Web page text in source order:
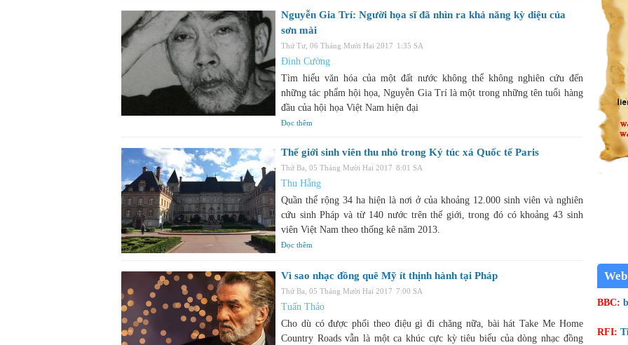
Nguyễn Gia Trí: Người họa sĩ đã nhìn ra khả năng kỳ diệu của
sơn mài
Thứ Tư, 06 Tháng Mười Hai 2017 1:35 SA
Đinh Cường
Tìm hiểu văn hóa của một đất nước không thể không nghiên cứu đến
những tác phẩm hội họa, Nguyễn Gia Trí là một trong những tên tuổi hàng
đầu của hội họa Việt Nam hiện đại
Đọc thêm
Thế giới sinh viên thu nhỏ trong Ký túc xá Quốc tế Paris
Thứ Ba, 05 Tháng Mười Hai 2017 8:01 SA
Thu Hằng
Quần thể rộng 34 ha hiện là nơi ở của khoảng 12.000 sinh viên và nghiên
cứu sinh Pháp và từ 140 nước trên thế giới, trong đó có khoảng 43 sinh
viên Việt Nam theo thống kê năm 2013.
Đọc thêm
Vì sao nhạc đồng quê Mỹ ít thịnh hành tại Pháp
Thứ Ba, 05 Tháng Mười Hai 2017 7:00 SA
Tuấn Thảo
Cho dù có được phối theo điệu gì đi chăng nữa, bài hát Take Me Home
Country Roads vẫn là một ca khúc cực kỳ tiêu biểu của dòng nhạc đồng
BBC:
RFI: